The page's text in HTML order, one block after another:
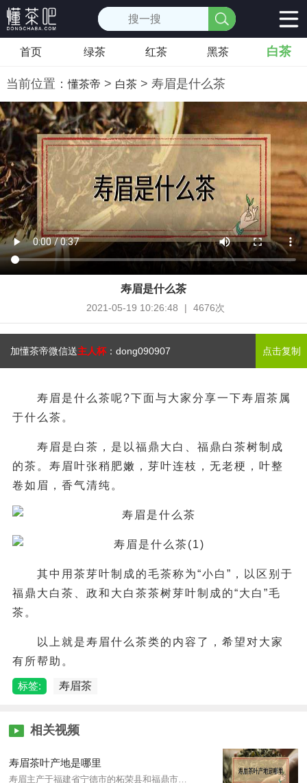
首页 绿茶 红茶 黑茶 白茶
当前位置：懂茶帝 > 白茶> 寿眉是什么茶
寿眉是什么茶
2021-05-19 10:26:48 | 4676次
加懂茶帝微信送主人杯： dong090907 点击复制
寿眉是什么茶呢?下面与大家分享一下寿眉茶属
于什么茶。
寿眉是白茶，是以福鼎大白、福鼎白茶树制成
的茶。寿眉叶张稍肥嫩，芽叶连枝，无老梗，叶整
卷如眉，香气清纯。
其中用茶芽叶制成的毛茶称为“小白”，以区别于
福鼎大白茶、政和大白茶茶树芽叶制成的“大白”毛
茶。
以上就是寿眉什么茶类的内容了，希望对大家
有所帮助。
标签: 寿眉茶
相关视频
寿眉茶叶产地是哪里